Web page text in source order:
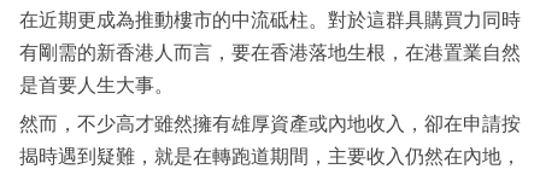
在近期更成為推動樓市的中流砥柱。對於這群具購買力同時
有剛需的新香港人而言，要在香港落地生根，在港置業自然
是首要人生大事。
然而，不少高才雖然擁有雄厚資產或內地收入，卻在申請按
揭時遇到疑難，就是在轉跑道期間，主要收入仍然在內地，